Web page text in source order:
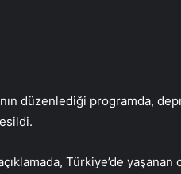
düzenlediği programda,
Türkiye’de